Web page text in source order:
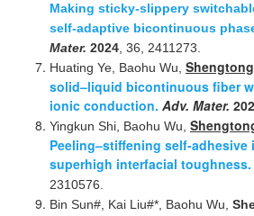
Making sticky-slippery
self-adaptive bicontinuous
Mater. 2024, 36, 2411273.
Huating Ye, Baohu Wu,
solid–liquid bicontinuous fiber
ionic conduction. Adv. Mater.
Yingkun Shi, Baohu Wu,
Peeling–stiffening self-adhesive
superhigh interfacial toughness.
2310576.
Bin Sun#, Kai Liu#*, Baohu Wu,